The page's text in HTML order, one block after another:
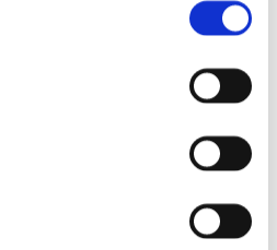
valittujen
kaupunkivihreän
sekä asukkaiden
kustannuksiin, joita
välttää sopeutumistoimilla.